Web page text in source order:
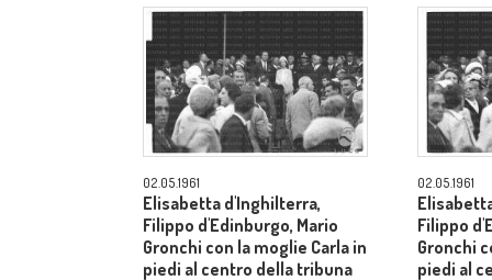
02.05.1961
Elisabetta d'Inghilterra,
Filippo d'Edinburgo, Mario
Gronchi con la moglie Carla in
piedi al centro della tribuna
02.05.1961
Filippo
Gronchi
piedi al